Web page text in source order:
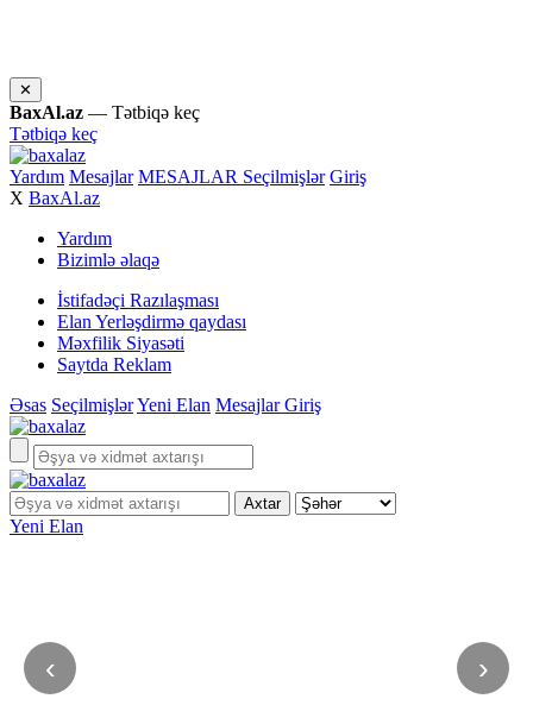
✕
BaxAl.az — Tətbiqə keç
Tətbiqə keç
Yardım Mesajlar MESAJLAR Seçilmişlər Giriş
X BaxAl.az
Yardım
Bizimlə əlaqə
İstifadəçi Razılaşması
Elan Yerləşdirmə qaydası
Məxfilik Siyasəti
Saytda Reklam
Əsas SeçilmişlərYeni Elan MesajlarGiriş
Yeni Elan
‹ ›